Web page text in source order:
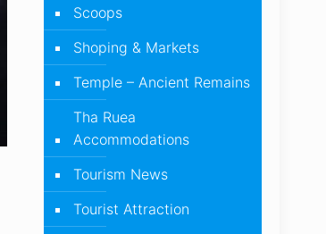
Scoops
Shoping & Markets
Temple – Ancient Remains
Tha Ruea
Accommodations
Tourism News
Tourist Attraction